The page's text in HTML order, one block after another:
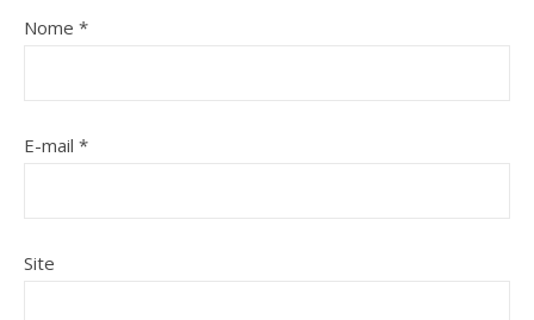
Nome *
E-mail *
Site